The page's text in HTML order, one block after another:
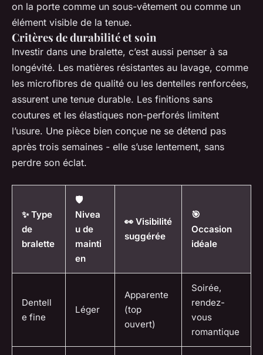
on la porte comme un sous-vêtement ou comme un
élément visible de la tenue.
Critères de durabilité et soin
Investir dans une bralette, c’est aussi penser à sa
longévité. Les matières résistantes au lavage, comme
les microfibres de qualité ou les dentelles renforcées,
assurent une tenue durable. Les finitions sans
coutures et les élastiques non-perforés limitent
l’usure. Une pièce bien conçue ne se détend pas
après trois semaines - elle s’use lentement, sans
perdre son éclat.
✨ Type
de
bralette
🛡️
Nivea
u de
mainti
en
👀 Visibilité
suggérée
🎯
Occasion
idéale
Dentell
e fine
Léger
Apparente
(top
ouvert)
Soirée,
rendez-
vous
romantique